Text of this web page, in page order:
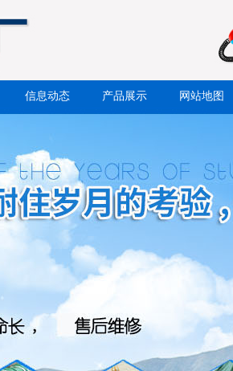
信息动态 产品展示 网站地图